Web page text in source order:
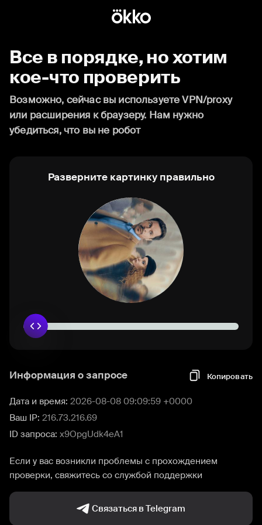
Все в порядке, но хотим
кое-что проверить
Возможно, сейчас вы используете VPN/proxy
или расширения к браузеру. Нам нужно
убедиться, что вы не робот
Разверните картинку правильно
Информация о запросе Копировать
Дата и время: 2026-08-08 09:09:59 +0000
Ваш IP: 216.73.216.69
ID запроса: x9OpgUdk4eA1
Если у вас возникли проблемы с прохождением
проверки, свяжитесь со службой поддержки
Связаться в Telegram